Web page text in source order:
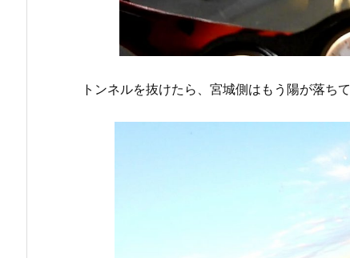
トンネルを抜けたら、宮城側はもう陽が落ちて